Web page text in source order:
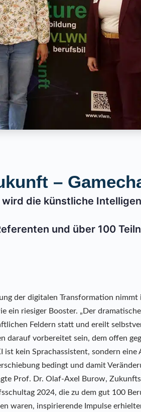
–
die künstliche
und über 100
der digitalen Transformation
ein riesiger Booster. „Der
Feldern statt und ereilt
darauf vorbereitet sein, dem offen
ist kein Sprachassistent, sondern
bedingt und damit
Prof. Dr. Olaf-Axel Burow,
2024, die zu dem gut 100
waren, inspirierende Impulse